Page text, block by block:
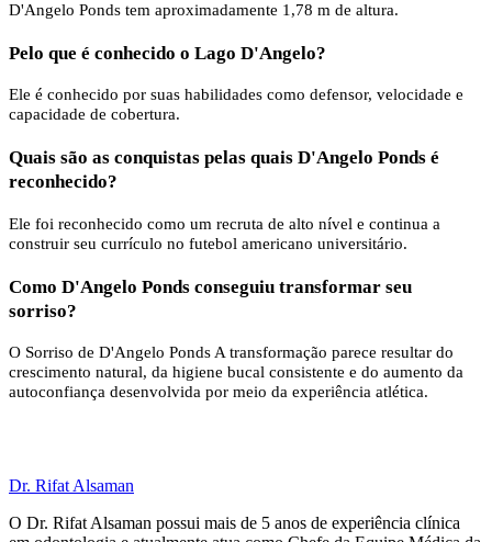
D'Angelo Ponds tem aproximadamente 1,78 m de altura.
Pelo que é conhecido o Lago D'Angelo?
Ele é conhecido por suas habilidades como defensor, velocidade e
capacidade de cobertura.
Quais são as conquistas pelas quais D'Angelo Ponds é
reconhecido?
Ele foi reconhecido como um recruta de alto nível e continua a
construir seu currículo no futebol americano universitário.
Como D'Angelo Ponds conseguiu transformar seu
sorriso?
O Sorriso de D'Angelo Ponds A transformação parece resultar do
crescimento natural, da higiene bucal consistente e do aumento da
autoconfiança desenvolvida por meio da experiência atlética.
Dr. Rifat Alsaman
O Dr. Rifat Alsaman possui mais de 5 anos de experiência clínica